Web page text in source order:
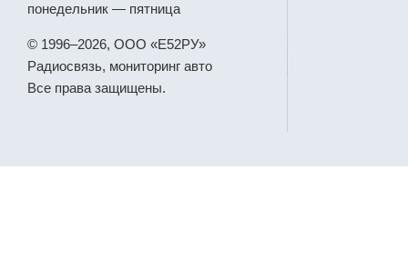
понедельник — пятница
© 1996–2026, ООО «Е52РУ»
Радиосвязь, мониторинг авто
Все права защищены.